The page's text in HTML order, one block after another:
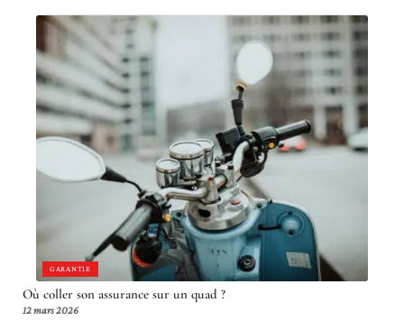
GARANTIE
Où coller son assurance sur un quad ?
12 mars 2026